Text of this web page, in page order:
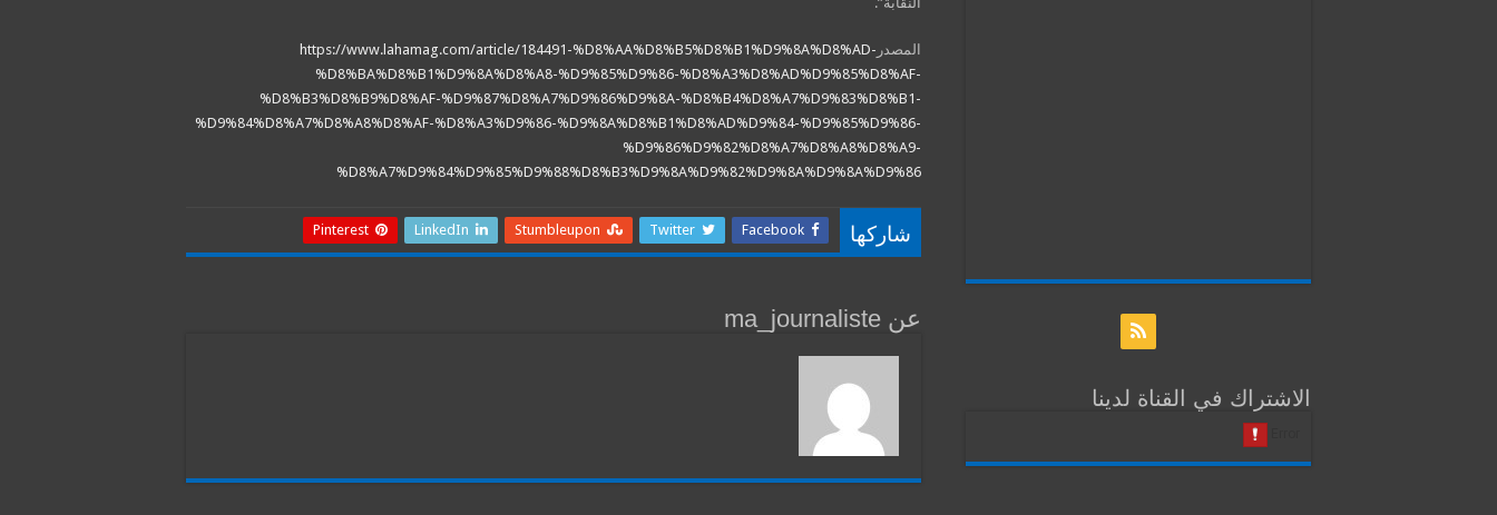
المصدر https://www.lahamag.com/article/184491-%D8%AA%D8%B5%D8%B1%D9%8A%D8%AD-
%D8%BA%D8%B1%D9%8A%D8%A8-%D9%85%D9%86-%D8%A3%D8%AD%D9%85%D8%AF-
%D8%B3%D8%B9%D8%AF-%D9%87%D8%A7%D9%86%D9%8A-%D8%B4%D8%A7%D9%83%D8%B1-
%D9%84%D8%A7%D8%A8%D8%AF-%D8%A3%D9%86-%D9%8A%D8%B1%D8%AD%D9%84-%D9%85%D9%86-
%D9%86%D9%82%D8%A7%D8%A8%D8%A9-
%D8%A7%D9%84%D9%85%D9%88%D8%B3%D9%8A%D9%82%D9%8A%D9%8A%D9%86
شاركها Facebook
Twitter
Stumbleupon
LinkedIn
Pinterest
عن ma_journaliste
الاشتراك في القناة لدينا